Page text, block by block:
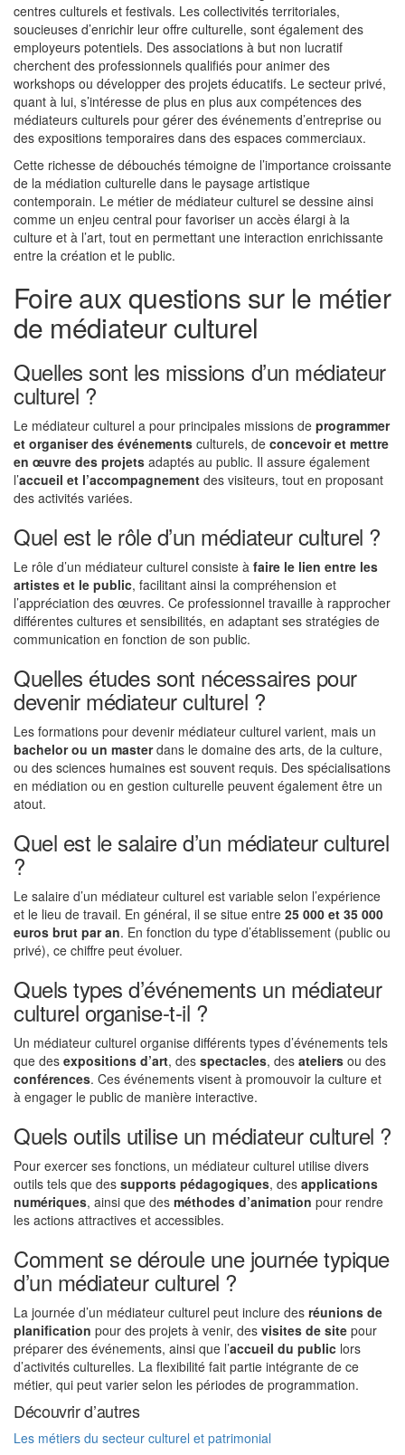
centres culturels et festivals. Les collectivités territoriales,
soucieuses d’enrichir leur offre culturelle, sont également des
employeurs potentiels. Des associations à but non lucratif
cherchent des professionnels qualifiés pour animer des
workshops ou développer des projets éducatifs. Le secteur privé,
quant à lui, s’intéresse de plus en plus aux compétences des
médiateurs culturels pour gérer des événements d’entreprise ou
des expositions temporaires dans des espaces commerciaux.
Cette richesse de débouchés témoigne de l’importance croissante
de la médiation culturelle dans le paysage artistique
contemporain. Le métier de médiateur culturel se dessine ainsi
comme un enjeu central pour favoriser un accès élargi à la
culture et à l’art, tout en permettant une interaction enrichissante
entre la création et le public.
Foire aux questions sur le métier
de médiateur culturel
Quelles sont les missions d’un médiateur
culturel ?
Le médiateur culturel a pour principales missions de programmer
et organiser des événements culturels, de concevoir et mettre
en œuvre des projets adaptés au public. Il assure également
l’accueil et l’accompagnement des visiteurs, tout en proposant
des activités variées.
Quel est le rôle d’un médiateur culturel ?
Le rôle d’un médiateur culturel consiste à faire le lien entre les
artistes et le public, facilitant ainsi la compréhension et
l’appréciation des œuvres. Ce professionnel travaille à rapprocher
différentes cultures et sensibilités, en adaptant ses stratégies de
communication en fonction de son public.
Quelles études sont nécessaires pour
devenir médiateur culturel ?
Les formations pour devenir médiateur culturel varient, mais un
bachelor ou un masterdans le domaine des arts, de la culture,
ou des sciences humaines est souvent requis. Des spécialisations
en médiation ou en gestion culturelle peuvent également être un
atout.
Quel est le salaire d’un médiateur culturel
?
Le salaire d’un médiateur culturel est variable selon l’expérience
et le lieu de travail. En général, il se situe entre 25 000 et 35 000
euros brut par an. En fonction du type d’établissement (public ou
privé), ce chiffre peut évoluer.
Quels types d’événements un médiateur
culturel organise-t-il ?
Un médiateur culturel organise différents types d’événements tels
que des expositions d’art, des spectacles, des ateliers ou des
conférences. Ces événements visent à promouvoir la culture et
à engager le public de manière interactive.
Quels outils utilise un médiateur culturel ?
Pour exercer ses fonctions, un médiateur culturel utilise divers
outils tels que des supports pédagogiques, des applications
numériques, ainsi que des méthodes d’animation pour rendre
les actions attractives et accessibles.
Comment se déroule une journée typique
d’un médiateur culturel ?
La journée d’un médiateur culturel peut inclure des réunions de
planification pour des projets à venir, des visites de site pour
préparer des événements, ainsi que l’accueil du public lors
d’activités culturelles. La flexibilité fait partie intégrante de ce
métier, qui peut varier selon les périodes de programmation.
Découvrir d’autres
Les métiers du secteur culturel et patrimonial